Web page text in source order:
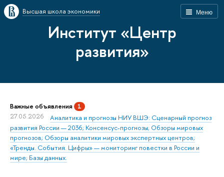
Меню
Высшая школа экономики
Институт «Центр
развития»
Важные объявления 1
27.05.2026
Аналитика и прогнозы НИУ ВШЭ: Сценарный прогноз
развития России — 2036; Консенсус-прогнозы; Обзоры мировых
прогнозов; Обзоры аналитики мировых экспертных центров;
«Тренды. События. Цифры» — мониторинг повестки в России и
мире; Базы данных.